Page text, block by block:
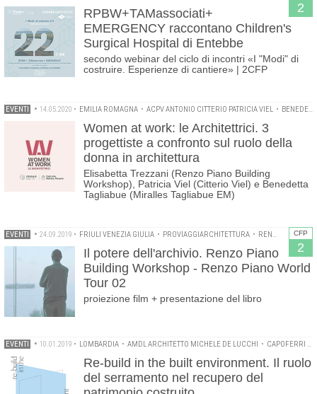
2
RPBW+TAMassociati+
EMERGENCY raccontano Children's
Surgical Hospital di Entebbe
secondo webinar del ciclo di incontri «I "Modi" di
costruire. Esperienze di cantiere» | 2CFP
EVENTI • 14.05.2020 • EMILIA ROMAGNA • ACPV ANTONIO CITTERIO PATRICIA VIEL • BENEDETTA TAGLIABUE
Women at work: le Architettrici. 3
progettiste a confronto sul ruolo della
donna in architettura
Elisabetta Trezzani (Renzo Piano Building
Workshop), Patricia Viel (Citterio Viel) e Benedetta
Tagliabue (Miralles Tagliabue EM)
CFP
2
EVENTI • 24.09.2019 • FRIULI VENEZIA GIULIA • PROVIAGGIARCHITETTURA • RENZO PIANO BUILDING WORKSHOP
Il potere dell'archivio. Renzo Piano
Building Workshop - Renzo Piano World
Tour 02
proiezione film + presentazione del libro
EVENTI • 10.01.2019 • LOMBARDIA • AMDL ARCHITETTO MICHELE DE LUCCHI • CAPOFERRI SERRAMENTI
Re-build in the built environment. Il ruolo
del serramento nel recupero del